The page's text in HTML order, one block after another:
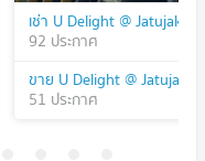
เช่า U Delight @ Jatujak
92 ประกาศ
ขาย U Delight @ Jatujak
51 ประกาศ